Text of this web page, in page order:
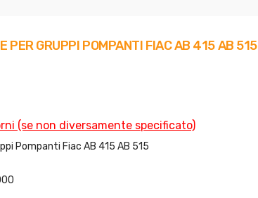
PER GRUPPI POMPANTI FIAC AB 415 AB 515
(se non diversamente specificato)
Pompanti Fiac AB 415 AB 515